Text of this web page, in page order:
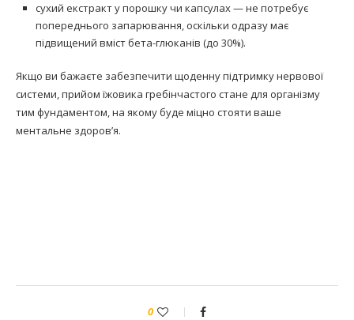
сухий екстракт у порошку чи капсулах — не потребує
попереднього запарювання, оскільки одразу має
підвищений вміст бета-глюканів (до 30%).
Якщо ви бажаєте забезпечити щоденну підтримку нервової
системи, прийом їжовика гребінчастого стане для організму
тим фундаментом, на якому буде міцно стояти ваше
ментальне здоров’я.
0